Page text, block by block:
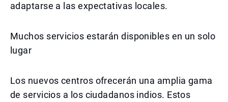
adaptarse a las expectativas locales.
Muchos servicios estarán disponibles en un solo
lugar
Los nuevos centros ofrecerán una amplia gama
de servicios a los ciudadanos indios. Estos